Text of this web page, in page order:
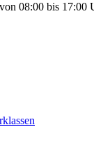
08:00 bis